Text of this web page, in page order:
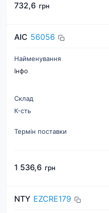
732,6 грн
AIC 56056
Найменування
Інфо
Склад
К-cть
Термін поставки
1 536,6 грн
NTY EZCRE179